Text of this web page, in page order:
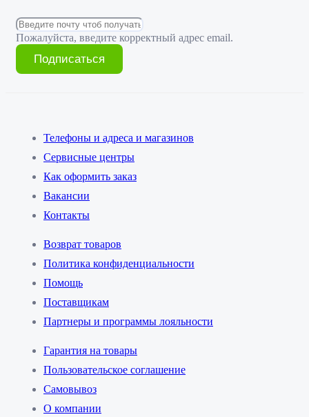
Пожалуйста, введите корректный адрес email.
Подписаться
Телефоны и адреса и магазинов
Сервисные центры
Как оформить заказ
Вакансии
Контакты
Возврат товаров
Политика конфиденциальности
Помощь
Поставщикам
Партнеры и программы лояльности
Гарантия на товары
Пользовательское соглашение
Самовывоз
О компании